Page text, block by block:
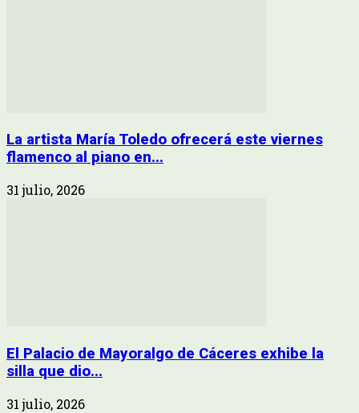
La artista María Toledo ofrecerá este viernes
flamenco al piano en...
31 julio, 2026
El Palacio de Mayoralgo de Cáceres exhibe la
silla que dio...
31 julio, 2026